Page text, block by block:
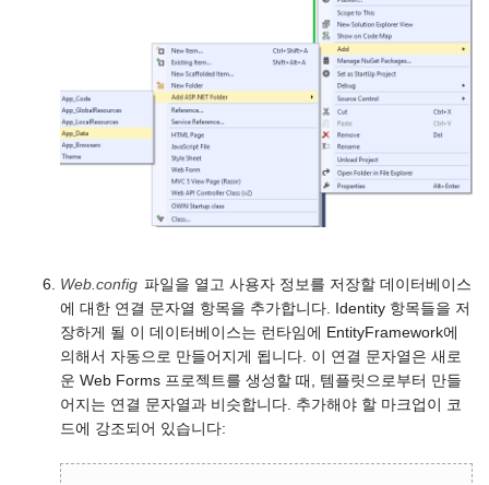
Web.config 파일을 열고 사용자 정보를 저장할 데이터베이스
에 대한 연결 문자열 항목을 추가합니다. Identity 항목들을 저
장하게 될 이 데이터베이스는 런타임에 EntityFramework에
의해서 자동으로 만들어지게 됩니다. 이 연결 문자열은 새로
운 Web Forms 프로젝트를 생성할 때, 템플릿으로부터 만들
어지는 연결 문자열과 비슷합니다. 추가해야 할 마크업이 코
드에 강조되어 있습니다: